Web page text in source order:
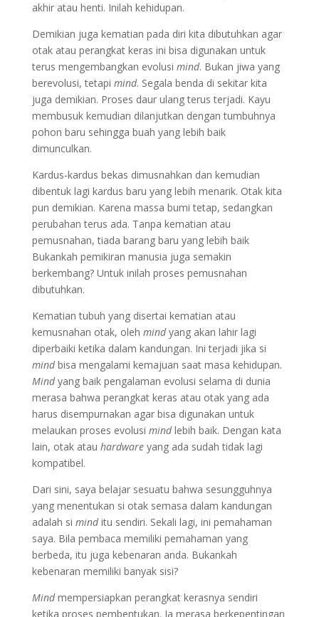
akhir atau henti. Inilah kehidupan.
Demikian juga kematian pada diri kita dibutuhkan agar
otak atau perangkat keras ini bisa digunakan untuk
terus mengembangkan evolusi mind. Bukan jiwa yang
berevolusi, tetapi mind. Segala benda di sekitar kita
juga demikian. Proses daur ulang terus terjadi. Kayu
membusuk kemudian dilanjutkan dengan tumbuhnya
pohon baru sehingga buah yang lebih baik
dimunculkan.
Kardus-kardus bekas dimusnahkan dan kemudian
dibentuk lagi kardus baru yang lebih menarik. Otak kita
pun demikian. Karena massa bumi tetap, sedangkan
perubahan terus ada. Tanpa kematian atau
pemusnahan, tiada barang baru yang lebih baik
Bukankah pemikiran manusia juga semakin
berkembang? Untuk inilah proses pemusnahan
dibutuhkan.
Kematian tubuh yang disertai kematian atau
kemusnahan otak, oleh mindyang akan lahir lagi
diperbaiki ketika dalam kandungan. Ini terjadi jika si
mindbisa mengalami kemajuan saat masa kehidupan.
Mindyang baik pengalaman evolusi selama di dunia
merasa bahwa perangkat keras atau otak yang ada
harus disempurnakan agar bisa digunakan untuk
melaukan proses evolusi mindlebih baik. Dengan kata
lain, otak atau hardwareyang ada sudah tidak lagi
kompatibel.
Dari sini, saya belajar sesuatu bahwa sesungguhnya
yang menentukan si otak semasa dalam kandungan
adalah si minditu sendiri. Sekali lagi, ini pemahaman
saya. Bila pembaca memiliki pemahaman yang
berbeda, itu juga kebenaran anda. Bukankah
kebenaran memiliki banyak sisi?
Mindmempersiapkan perangkat kerasnya sendiri
ketika proses pembentukan. Ia merasa berkepentingan